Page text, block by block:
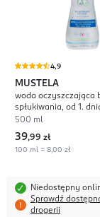
4,9
MUSTELA
woda oczyszczająca
spłukiwania, od 1.
500 ml
39,99 zł
100 ml = 8,00 zł
Niedostępny
Sprawdź
drogerii